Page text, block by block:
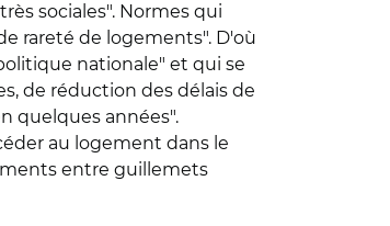
sociales". Normes qui
rareté de logements". D'où
nationale" et qui se
de réduction des délais de
quelques années".
au logement dans le
entre guillemets